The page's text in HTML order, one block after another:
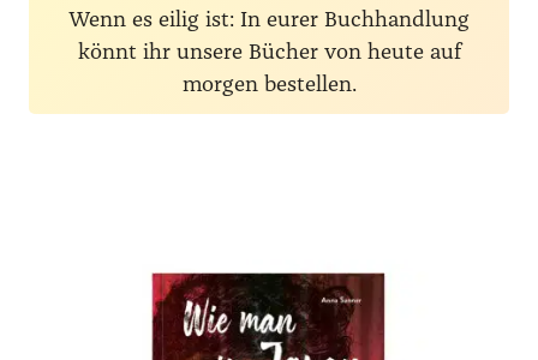
Wenn es eilig ist: In eurer Buchhandlung
könnt ihr unsere Bücher von heute auf
morgen bestellen.